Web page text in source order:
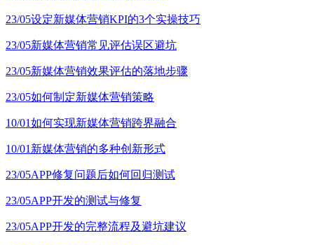
23/05设定新媒体营销KPI的3个实操技巧
23/05新媒体营销常见评估误区避坑
23/05新媒体营销效果评估的落地步骤
23/05如何制定新媒体营销策略
10/01如何实现新媒体营销跨界融合
10/01 新媒体营销的多种创新形式
23/05APP修复问题后如何回归测试
23/05APP开发的测试与修复
23/05APP开发的完整流程及避坑建议